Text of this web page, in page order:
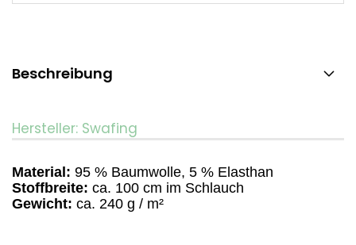
Beschreibung
Hersteller: Swafing
Material: 95 % Baumwolle, 5 % Elasthan
Stoffbreite: ca. 100 cm im Schlauch
Gewicht: ca. 240 g / m²